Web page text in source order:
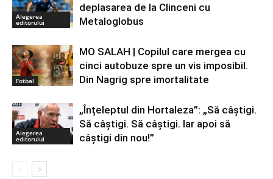
Alegerea
editorului
deplasarea de la Clinceni cu
Metaloglobus
Fotbal
MO SALAH | Copilul care mergea cu
cinci autobuze spre un vis imposibil.
Din Nagrig spre imortalitate
Alegerea
editorului
„Înțeleptul din Hortaleza”: „Să câștigi.
Să câștigi. Să câștigi. Iar apoi să
câștigi din nou!”